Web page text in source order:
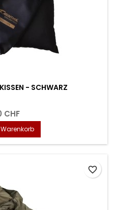
- SCHWARZ
CHF
favorite_border